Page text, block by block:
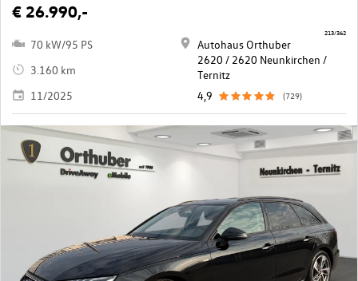
€ 26.990,-
70 kW/95 PS
3.160 km
11/2025
Autohaus Orthuber
2620 / 2620 Neunkirchen /
Ternitz
4,9
(729)
213/362